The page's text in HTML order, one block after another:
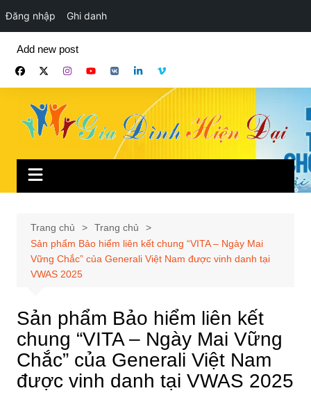
Đăng nhập Ghi danh
phần
Add new post
Trang chủ
Trang chủ
Sản phẩm Bảo hiểm liên kết chung “VITA – Ngày Mai
Vững Chắc” của Generali Việt Nam được vinh danh tại
VWAS 2025
Sản phẩm Bảo hiểm liên kết
chung “VITA – Ngày Mai Vững
Chắc” của Generali Việt Nam
được vinh danh tại VWAS 2025